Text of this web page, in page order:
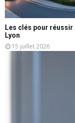
Les clés pour
Lyon
15 juillet 2026